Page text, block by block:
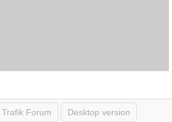
Forum Desktop version